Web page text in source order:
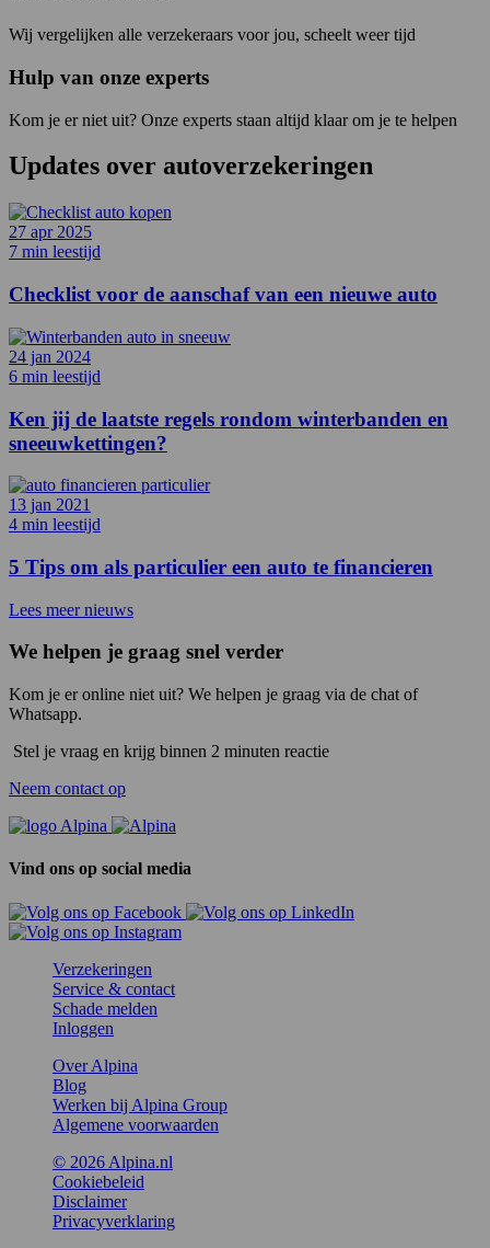
Wij vergelijken alle verzekeraars voor jou, scheelt weer tijd
Hulp van onze experts
Kom je er niet uit? Onze experts staan altijd klaar om je te helpen
Updates over autoverzekeringen
27 apr 2025
7 min leestijd
Checklist voor de aanschaf van een nieuwe auto
24 jan 2024
6 min leestijd
Ken jij de laatste regels rondom winterbanden en
sneeuwkettingen?
13 jan 2021
4 min leestijd
5 Tips om als particulier een auto te financieren
Lees meer nieuws
We helpen je graag snel verder
Kom je er online niet uit? We helpen je graag via de chat of
Whatsapp.
Stel je vraag en krijg binnen 2 minuten reactie
Neem contact op
Vind ons op social media
Verzekeringen
Service & contact
Schade melden
Inloggen
Over Alpina
Blog
Werken bij Alpina Group
Algemene voorwaarden
© 2026 Alpina.nl
Cookiebeleid
Disclaimer
Privacyverklaring